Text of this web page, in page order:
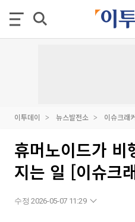
이투데이 뉴스발전소 이슈크래
휴머노이드가 비
지는 일 [이슈크
수정 2026-05-07 11:29